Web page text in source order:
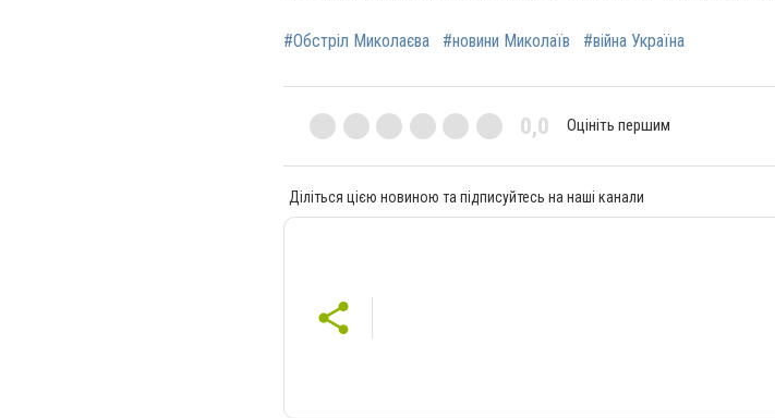
#Обстріл Миколаєва #новини Миколаїв #війна Україна
0,0 Оцініть першим
Діліться цією новиною та підписуйтесь на наші канали